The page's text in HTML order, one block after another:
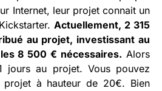
Internet, leur projet connait un
Actuellement, 2 315
au projet, investissant au
8 500 € nécessaires. Alors
jours au projet. Vous pouvez
projet à hauteur de 20€. Bien